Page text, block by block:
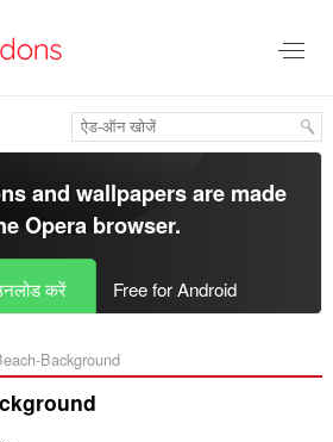
and wallpapers are made
Opera browser.
करें Free for Android
Background‎